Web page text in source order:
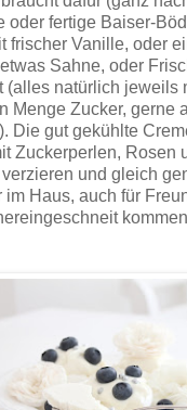
oder fertige Baiser-
frischer Vanille, oder
Sahne, oder
(alles natürlich jeweils
Menge Zucker, gerne
Die gut gekühlte
Zuckerperlen, Rosen
und gleich
im Haus, auch für